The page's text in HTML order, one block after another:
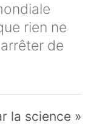
rien ne
de
la science »